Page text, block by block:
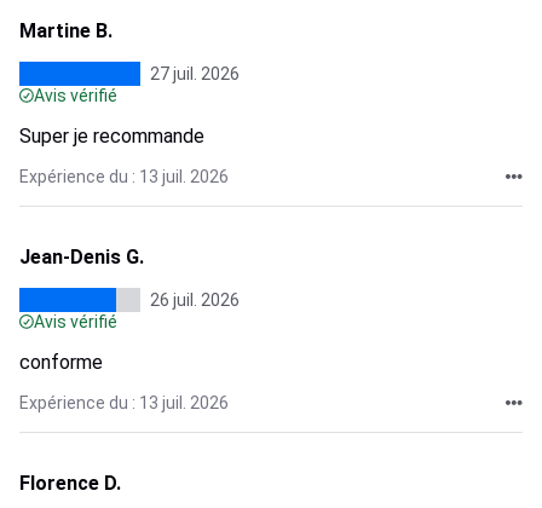
Martine B.
27 juil. 2026
Avis vérifié
Super je recommande
Expérience du : 13 juil. 2026
Jean-Denis G.
26 juil. 2026
Avis vérifié
conforme
Expérience du : 13 juil. 2026
Florence D.